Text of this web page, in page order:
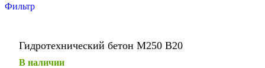
Фильтр
Гидротехнический бетон М250 В20
В наличии